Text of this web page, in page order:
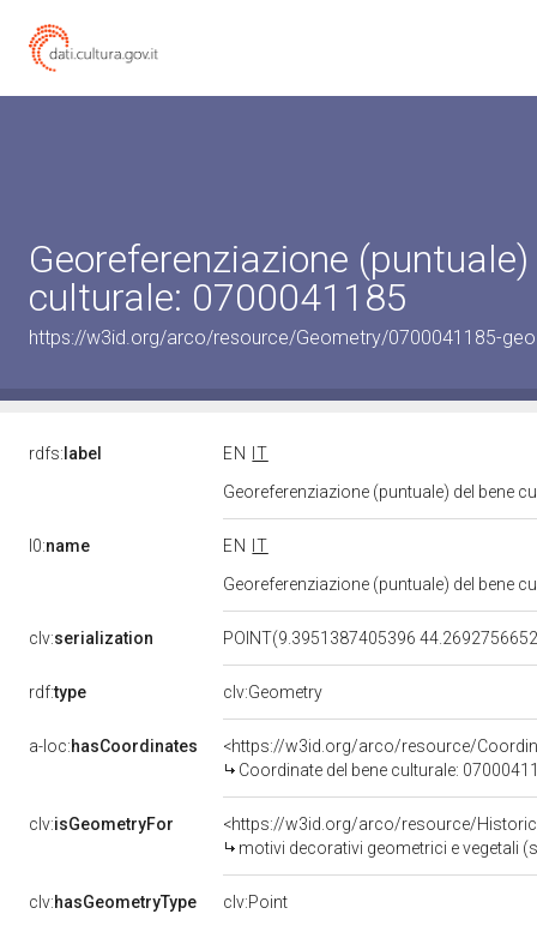
Georeferenziazione
culturale: 0700041185
https://w3id.org/arco/resource/Geometry/0700041185-
rdfs: label EN
IT
Georeferenziazione (puntuale) del bene
l0:name EN
IT
Georeferenziazione (puntuale) del bene
clv:serialization POINT(9.3951387405396
rdf:type clv:Geometry
a-loc:hasCoordinates
<https://w3id.org/arco/resource/
Coordinate del bene culturale:
clv:isGeometryFor
<https://w3id.org/arco/resource/
motivi decorativi geometrici e vegetali
clv:hasGeometryType clv:Point